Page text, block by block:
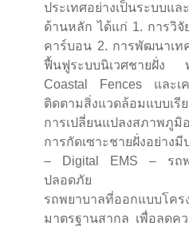
ประเทศอย่างเป็นระบบแ
ด้านหลัก ได้แก่ 1. การวิจั
คาร์บอน 2. การพัฒนาเท
ฟื้นฟูระบบนิเวศชายฝั่ง
Coastal Fences และเค
ติดตามสิ่งแวดล้อมแบบ
การเปลี่ยนแปลงสภาพภู
การกัดเซาะชายฝั่งอย่าง
– Digital EMS – รถพ
ปลอดภัย
รถพยาบาลที่ออกแบบโคร
มาตรฐานสากล เพื่อลดค